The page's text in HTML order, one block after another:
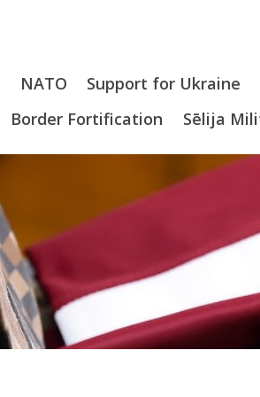
NATO Support for Ukraine
Border Fortification Sēlija